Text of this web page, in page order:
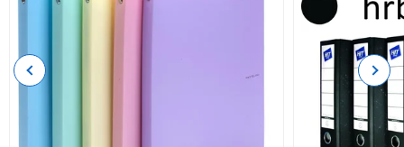
Previous Next